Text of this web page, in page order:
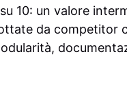
10: un valore
da competitor